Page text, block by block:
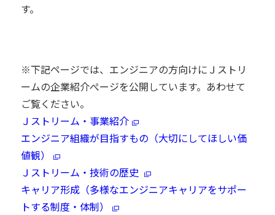
す。
※下記ページでは、エンジニアの方向けにＪストリ
ームの企業紹介ぺージを公開しています。あわせて
ご覧ください。
Ｊストリーム・事業紹介
エンジニア組織が目指すもの（大切にしてほしい価
値観）
Ｊストリーム・技術の歴史
キャリア形成（多様なエンジニアキャリアをサポー
トする制度・体制）